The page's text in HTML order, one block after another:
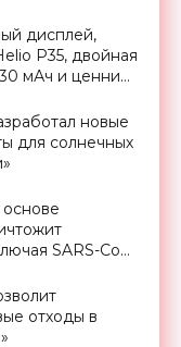
дисплей,
P35, двойная
мАч и ценник
новые
для солнечных
SARS-CoV
отходы в